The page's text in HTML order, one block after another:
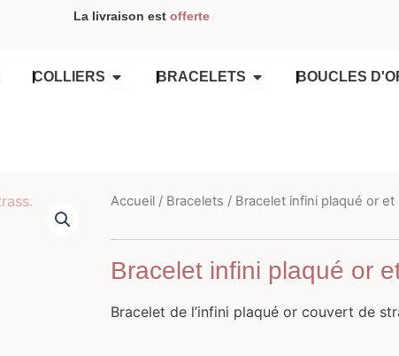
La livraison est offerte
COLLIERS OUVRIR COLLIERS
BRACELETS OUVRIR BRACELETS
BOUCLES
Accueil / Bracelets / Bracelet infini plaqué or et
Bracelet infini plaqué or
Bracelet de l’infini plaqué or couvert de